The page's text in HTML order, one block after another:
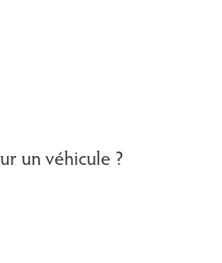
un véhicule ?